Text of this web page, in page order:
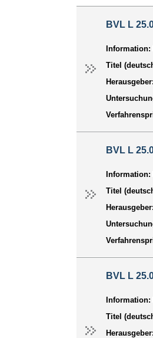
BVL L
Information:
Titel
Herausgeber:
BVL L
Information:
Titel
Herausgeber:
BVL L
Information:
Titel
Herausgeber: